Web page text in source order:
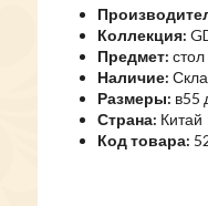
Коллекция:
Предмет:
Наличие:
Размеры: в55
Страна: Китай
Код товара: